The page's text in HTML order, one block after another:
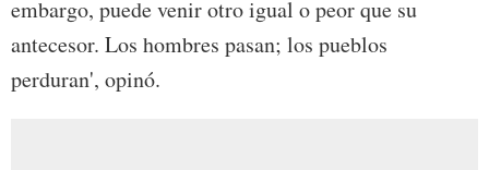
embargo, puede venir otro igual o peor que su
antecesor. Los hombres pasan; los pueblos
perduran', opinó.